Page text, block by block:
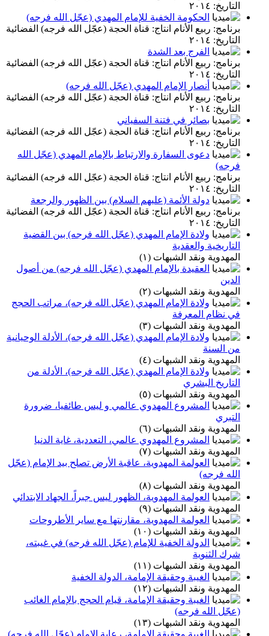
التاريخ: ٢٠١٤
الحكومة الخفية للإمام المهدي (عجّل الله فرجه)
برنامج: ربيع الأنام انتاج: قناة الحجة (عجّل الله فرجه) الفضائية
التاريخ: ٢٠١٤
الفرج بعد الشدة
برنامج: ربيع الأنام انتاج: قناة الحجة (عجّل الله فرجه) الفضائية
التاريخ: ٢٠١٤
أنصار الإمام المهدي (عجّل الله فرجه)
برنامج: ربيع الأنام انتاج: قناة الحجة (عجّل الله فرجه) الفضائية
التاريخ: ٢٠١٤
بصائر في فتنة السفياني
برنامج: ربيع الأنام انتاج: قناة الحجة (عجّل الله فرجه) الفضائية
التاريخ: ٢٠١٤
دعوى السفارة والارتباط بالإمام المهدي (عجّل الله
فرجه)
برنامج: ربيع الأنام انتاج: قناة الحجة (عجّل الله فرجه) الفضائية
التاريخ: ٢٠١٤
دولة الأئمة (عليهم السلام) بين الظهور والرجعة
برنامج: ربيع الأنام انتاج: قناة الحجة (عجّل الله فرجه) الفضائية
التاريخ: ٢٠١٤
ولادة الإمام المهدي (عجّل الله فرجه) بين القضية
التاريخية والعقدية
المهدوية ونقد الشبهات (١)
العقيدة بالإمام المهدي (عجّل الله فرجه) من أصول
الدين
المهدوية ونقد الشبهات (٢)
ولادة الإمام المهدي (عجّل الله فرجه)، مراتب الحجج
في نظام المعرفة
المهدوية ونقد الشبهات (٣)
ولادة الإمام المهدي (عجّل الله فرجه)، الأدلة الوحيانية
من السنة
المهدوية ونقد الشبهات (٤)
ولادة الإمام المهدي (عجّل الله فرجه)، الأدلة من
التاريخ البشري
المهدوية ونقد الشبهات (٥)
المشروع المهدوي عالمي و ليس طائفيا، ضرورة
التبري
المهدوية ونقد الشبهات (٦)
المشروع المهدوي عالمي، التعددية، غاية الدنيا
المهدوية ونقد الشبهات (٧)
العولمة المهدوية، عاقبة الأرض تصلح بيد الإمام (عجّل
الله فرجه)
المهدوية ونقد الشبهات (٨)
العولمة المهدوية، الظهور ليس جبراً، الجهاد الابتدائي
المهدوية ونقد الشبهات (٩)
العولمة المهدوية، مقارنتها مع ساير الأطروحات
المهدوية ونقد الشبهات (١٠)
الدولة الخفية للإمام (عجّل الله فرجه) في غيبته،
شرك الثنوية
المهدوية ونقد الشبهات (١١)
الغيبة وحقيقة الإمامة، الدولة الخفیة
المهدوية ونقد الشبهات (١٢)
الغيبة وحقیقة الإمامة، قيام الحجج بالإمام الغائب
(عجّل الله فرجه)
المهدوية ونقد الشبهات (١٣)
الغيبة وحقيقة الإمامة، رعاية الإمام (عجّل الله فرجه)